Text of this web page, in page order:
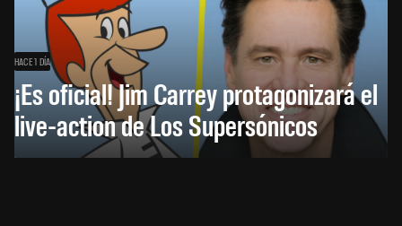
HACE 1 DÍA
¡Es oficial! Jim Carrey protagonizará el
live-action de Los Supersónicos